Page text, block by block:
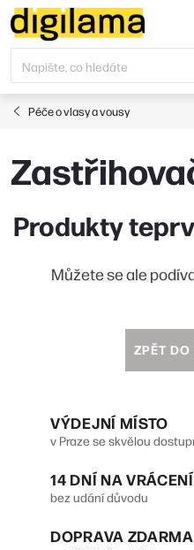
Přejít
na
obsah
Péče o vlasy a vousy
Produkty
Můžete se ale
ZPĚT
VÝDEJNÍ MÍSTO
v Praze se skvělou
14 DNÍ NA VRÁCENÍ
bez udání důvodu
DOPRAVA ZDARMA